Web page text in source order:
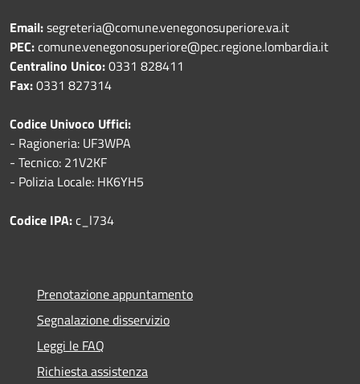
Email:segreteria@comune.venegonosuperiore.va.it
PEC:comune.venegonosuperiore@pec.regione.lombardia.it
Centralino Unico:0331 828411
Fax:0331 827314
Codice Univoco Uffici:
- Ragioneria: UF3WPA
- Tecnico: 21V2KF
- Polizia Locale: HK6YH5
Codice IPA:c_l734
Prenotazione appuntamento
Segnalazione disservizio
Leggi le FAQ
Richiesta assistenza